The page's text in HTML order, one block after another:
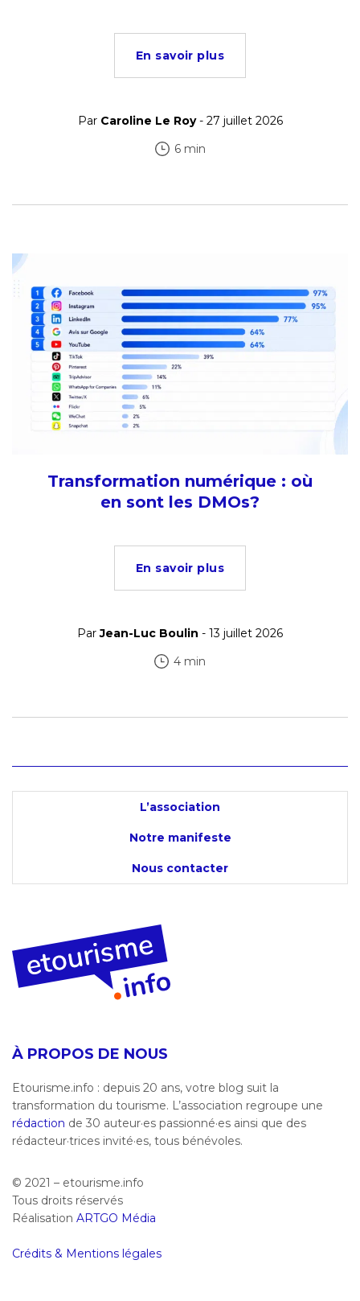
En savoir plus
Par Caroline Le Roy- 27 juillet 2026
6 min
Transformation numérique : où
en sont les DMOs?
En savoir plus
ParJean-Luc Boulin - 13 juillet 2026
4 min
L’association
Notre manifeste
Nous contacter
À PROPOS DE NOUS
Etourisme.info : depuis 20 ans, votre blog suit la
transformation du tourisme. L’association regroupe une
rédaction de 30 auteur·es passionné·es ainsi que des
rédacteur·trices invité·es, tous bénévoles.
© 2021 – etourisme.info
Tous droits réservés
Réalisation ARTGO Média
Crédits & Mentions légales